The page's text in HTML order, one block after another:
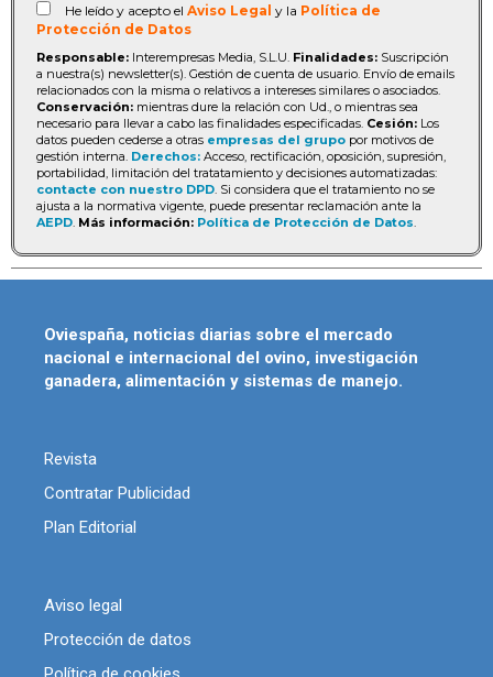
He leído y acepto el Aviso Legal y la Política de
Protección de Datos
Responsable: Interempresas Media, S.L.U. Finalidades: Suscripción
a nuestra(s) newsletter(s). Gestión de cuenta de usuario. Envío de emails
relacionados con la misma o relativos a intereses similares o asociados.
Conservación: mientras dure la relación con Ud., o mientras sea
necesario para llevar a cabo las finalidades especificadas. Cesión: Los
datos pueden cederse a otras empresas del grupo por motivos de
gestión interna. Derechos: Acceso, rectificación, oposición, supresión,
portabilidad, limitación del tratatamiento y decisiones automatizadas:
contacte con nuestro DPD . Si considera que el tratamiento no se
ajusta a la normativa vigente, puede presentar reclamación ante la
AEPD Más información: Política de Protección de Datos
Oviespaña, noticias diarias sobre el mercado
nacional e internacional del ovino, investigación
ganadera, alimentación y sistemas de manejo.
Revista
Contratar Publicidad
Plan Editorial
Aviso legal
Protección de datos